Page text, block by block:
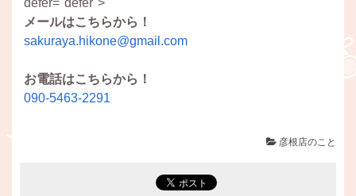
メールはこちらから！
sakuraya.hikone@gmail.com
お電話はこちらから！
090-5463-2291
彦根店のこと